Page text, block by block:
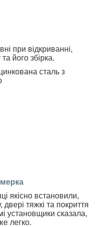
при відкриванні,
його збірка.
сталь з
якісно встановили,
тяжкі та покриття
установщики сказала,
легко.